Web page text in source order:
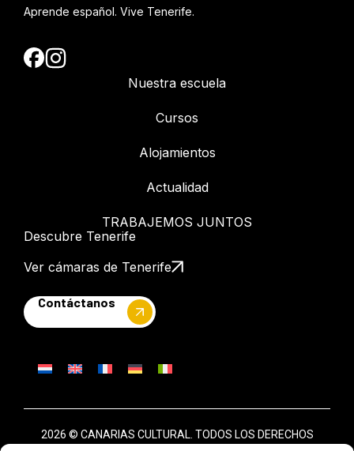
Aprende español. Vive Tenerife.
Nuestra escuela
Cursos
Alojamientos
Actualidad
TRABAJEMOS JUNTOS
Descubre Tenerife
Ver cámaras de Tenerife
Contáctanos
2026 © CANARIAS CULTURAL. TODOS LOS DERECHOS